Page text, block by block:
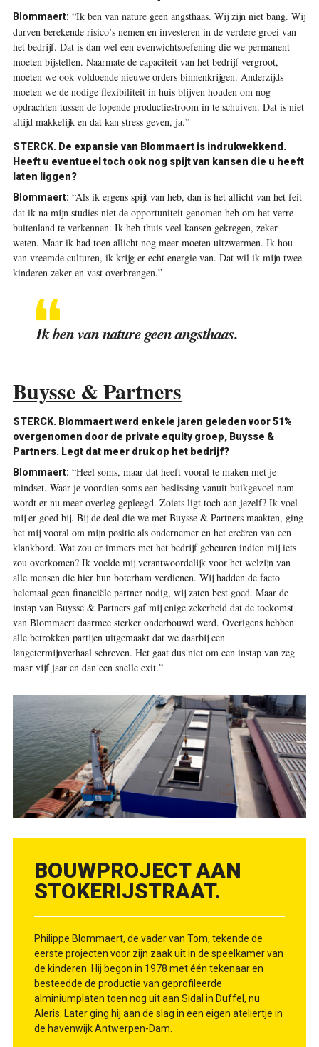
Blommaert: “Ik ben van nature geen angsthaas. Wij zijn niet bang. Wij
durven berekende risico’s nemen en investeren in de verdere groei van
het bedrijf. Dat is dan wel een evenwichtsoefening die we permanent
moeten bijstellen. Naarmate de capaciteit van het bedrijf vergroot,
moeten we ook voldoende nieuwe orders binnenkrijgen. Anderzijds
moeten we de nodige flexibiliteit in huis blijven houden om nog
opdrachten tussen de lopende productie­stroom in te schuiven. Dat is niet
altijd makkelijk en dat kan stress geven, ja.”
STERCK. De expansie van Blommaert is indrukwekkend.
Heeft u eventueel toch ook nog spijt van kansen die u heeft
laten liggen?
Blommaert: “Als ik ergens spijt van heb, dan is het allicht van het feit
dat ik na mijn studies niet de opportuniteit genomen heb om het verre
buitenland te verkennen. Ik heb thuis veel kansen gekregen, zeker
weten. Maar ik had toen allicht nog meer moeten uitzwermen. Ik hou
van vreemde culturen, ik krijg er echt energie van. Dat wil ik mijn twee
kinderen zeker en vast overbrengen.”
Ik ben van nature geen angsthaas.
Buysse & Partners
STERCK. Blommaert werd enkele jaren geleden voor 51%
overgenomen door de private equity groep, Buysse &
Partners. Legt dat meer druk op het bedrijf?
Blommaert: “Heel soms, maar dat heeft vooral te maken met je
mindset. Waar je voordien soms een beslissing vanuit buikgevoel nam
wordt er nu meer overleg gepleegd. Zoiets ligt toch aan jezelf? Ik voel
mij er goed bij. Bij de deal die we met Buysse & Partners maakten, ging
het mij vooral om mijn positie als ondernemer en het creëren van een
klankbord. Wat zou er immers met het bedrijf gebeuren indien mij iets
zou overkomen? Ik voelde mij verantwoordelijk voor het welzijn van
alle mensen die hier hun boterham verdienen. Wij hadden de facto
helemaal geen financiële partner nodig, wij zaten best goed. Maar de
instap van Buysse & Partners gaf mij enige zekerheid dat de toekomst
van Blommaert daarmee sterker onderbouwd werd. Overigens hebben
alle betrokken partijen uitgemaakt dat we daarbij een
langetermijnverhaal ­schreven. Het gaat dus niet om een instap van zeg
maar vijf jaar en dan een snelle exit.”
BOUWPROJECT AAN
STOKERIJSTRAAT.
Philippe Blommaert, de vader van Tom, tekende de
eerste projecten voor zijn zaak uit in de speelkamer van
de kinderen. Hij begon in 1978 met één tekenaar en
besteedde de productie van geprofileerde
alminiumplaten toen nog uit aan Sidal in Duffel, nu
Aleris. Later ging hij aan de slag in een eigen ateliertje in
de havenwijk Antwerpen-Dam.